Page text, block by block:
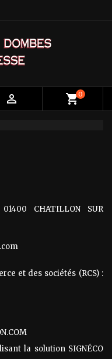
 shopping_cart0
CHATILLON SUR
et des sociétés (RCS) :
la solution SIGNÉCO
×
×
((modalDeleteText))
×
×
des produits
Connexion